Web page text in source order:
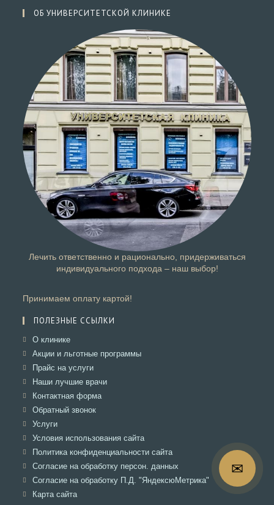
ОБ УНИВЕРСИТЕТСКОЙ КЛИНИКЕ
Лечить ответственно и рационально, придерживаться
индивидуального подхода – наш выбор!
Принимаем оплату картой!
ПОЛЕЗНЫЕ ССЫЛКИ
О клиникеОткроется
в
вкладке
Акции и льготные программыОткроется
Прайс на услугиОткроется
в
вкладке
Наши лучшие врачиОткроется
Контактная формаОткроется
Обратный звонокОткроется
вкладке
УслугиОткроется
в
вкладке
Условия использования сайтаОткроется
в
вкладке
Политика конфиденциальности сайтаОткроется
в
вкладке
Согласие на обработку персон. данных Откроется
в
Согласие на обработку П.Д. "ЯндексюМетрика" Откроется
Карта сайтаОткроется
✉